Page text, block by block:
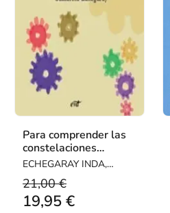
Para comprender las
constelaciones
organizacionales
ECHEGARAY INDA,
GUILLERMO
21,00 €
19,95 €